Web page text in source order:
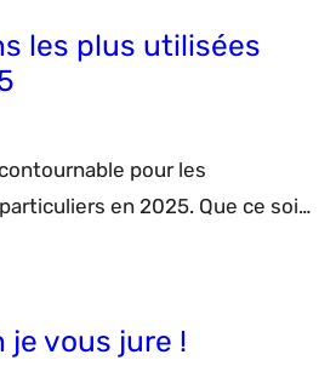
les plus utilisées
pour les
en 2025. Que ce soit
offre une multitude de
en 2025, qui vous aideront à
vous jure !